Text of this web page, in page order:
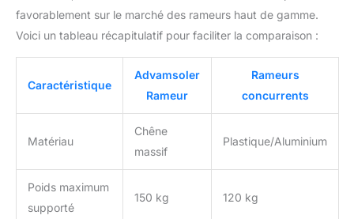
favorablement sur le marché des rameurs haut de gamme.
Voici un tableau récapitulatif pour faciliter la comparaison :
Caractéristique
Advamsoler
Rameur
Rameurs
concurrents
Matériau
Chêne
massif
Plastique/Aluminium
Poids maximum
supporté
150 kg 120 kg